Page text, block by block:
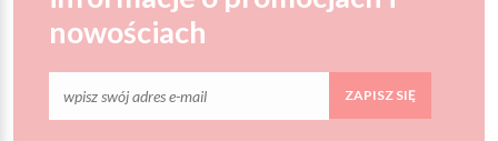
nowościach
ZAPISZ SIĘ